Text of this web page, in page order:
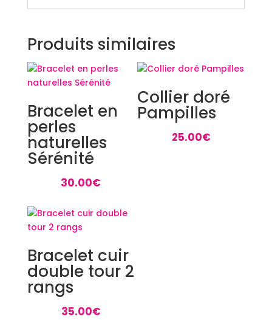
Produits similaires
Bracelet en
perles
naturelles
Sérénité
30.00€
Collier doré
Pampilles
25.00€
Bracelet cuir
double tour 2
rangs
35.00€